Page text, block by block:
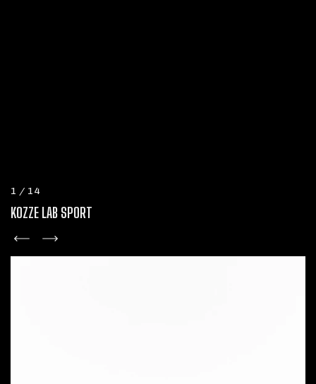
1 / 14
KOZZE LAB SPORT